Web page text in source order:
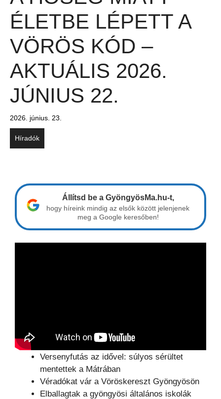
ÉLETBE LÉPETT A
VÖRÖS KÓD –
AKTUÁLIS 2026.
JÚNIUS 22.
2026. június. 23.
Híradók
Állítsd be a GyöngyösMa.hu-t,
hogy híreink mindig az elsők között jelenjenek
meg a Google keresőben!
Versenyfutás az idővel: súlyos sérültet
mentettek a Mátrában
Véradókat vár a Vöröskereszt Gyöngyösön
Elballagtak a gyöngyösi általános iskolák